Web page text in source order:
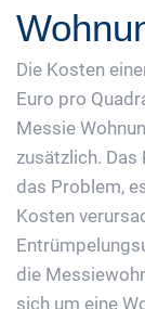
Die Kosten
Euro pro
Messie
zusätzlich. Das
das Problem,
Kosten
die
sich um eine